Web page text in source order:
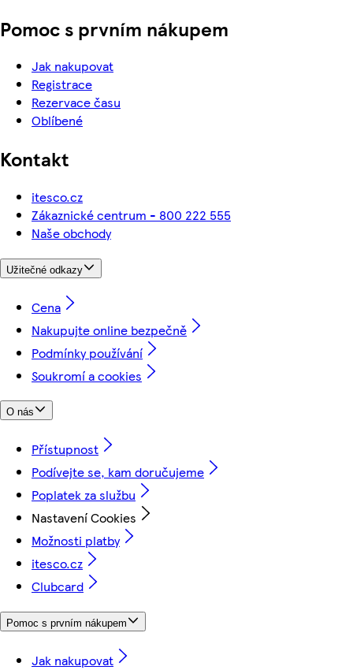
Pomoc s prvním nákupem
Jak nakupovat
Registrace
Rezervace času
Oblíbené
Kontakt
itesco.cz
Zákaznické centrum - 800 222 555
Naše obchody
Užitečné odkazy
Cena
Nakupujte online bezpečně
Podmínky používání
Soukromí a cookies
O nás
Přístupnost
Podívejte se, kam doručujeme
Poplatek za službu
Nastavení Cookies
Možnosti platby
itesco.cz
Clubcard
Pomoc s prvním nákupem
Jak nakupovat